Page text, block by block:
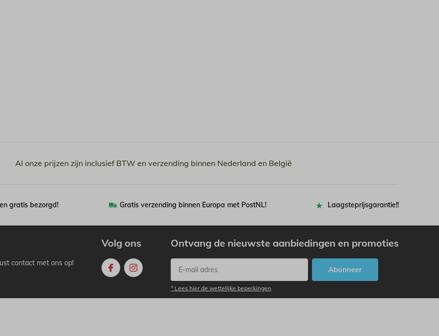
Al onze prijzen zijn inclusief BTW en verzending binnen Nederland en België
gratis bezorgd! Gratis verzending binnen Europa met PostNL! Laagsteprijsgarantie!!
contact met ons op!
Volg ons Ontvang de nieuwste aanbiedingen en promoties
Abonneer
* Lees hier de wettelijke beperkingen